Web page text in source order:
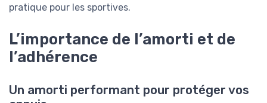
pratique pour les sportives.
L’importance de l’amorti et de
l’adhérence
Un amorti performant pour protéger vos